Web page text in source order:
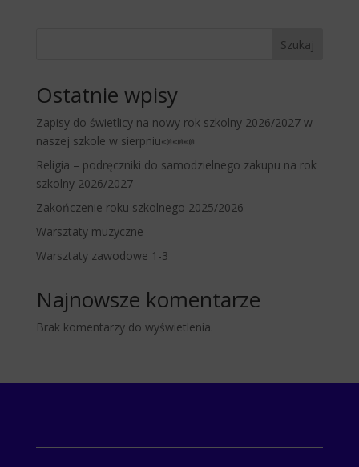
Szukaj
Ostatnie wpisy
Zapisy do świetlicy na nowy rok szkolny 2026/2027 w
naszej szkole w sierpniu📣📣📣
Religia – podręczniki do samodzielnego zakupu na rok
szkolny 2026/2027
Zakończenie roku szkolnego 2025/2026
Warsztaty muzyczne
Warsztaty zawodowe 1-3
Najnowsze komentarze
Brak komentarzy do wyświetlenia.